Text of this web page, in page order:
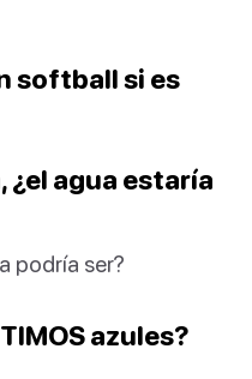
softball si es
¿el agua estaría
podría ser?
azules?